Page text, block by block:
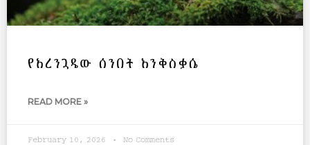
የአረንጓዴው ሰንበት እንቅስቃሴ
READ MORE »
February 10, 2026 No Comments